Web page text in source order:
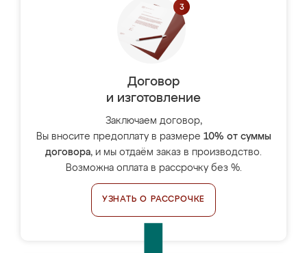
Договор
и изготовление
Заключаем договор,
Вы вносите предоплату в размере 10% от суммы
договора, и мы отдаём заказ в производство.
Возможна оплата в рассрочку без %.
УЗНАТЬ О РАССРОЧКЕ